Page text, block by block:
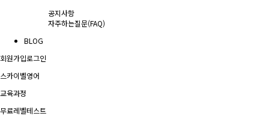
공지사항
자주하는질문(FAQ)
BLOG
회원가입로그인
스카이벨영어
교육과정
무료레벨테스트